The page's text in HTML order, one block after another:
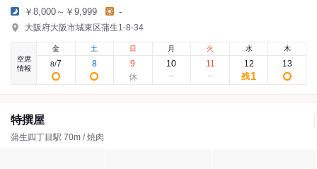
￥8,000～￥9,999 -
大阪府大阪市城東区蒲生1-8-34
空席
情報
金
8/7
土
8
日
9
月
10
火
11
水
12
残1
木
13
特撰屋
蒲生四丁目駅 70m / 焼肉